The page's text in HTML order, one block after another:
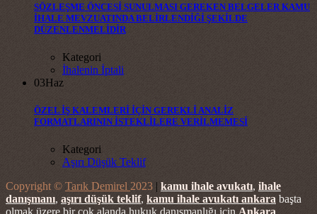
SÖZLEŞME ÖNCESİ SUNULMASI GEREKEN BELGELER KAMU
İHALE MEVZUATINDA BELİRLENDİĞİ ŞEKİLDE
DÜZENLENMELİDİR
Kategori
İhalenin İptali
03Haz
ÖZEL İŞ KALEMLERİ İÇİN GEREKLİ ANALİZ
FORMATLARININ İSTEKLİLERE VERİLMEMESİ
Kategori
Aşırı Düşük Teklif
Copyright © Tarık Demirel 2023 | kamu ihale avukatı, ihale
danışmanı, aşırı düşük teklif, kamu ihale avukatı ankara başta